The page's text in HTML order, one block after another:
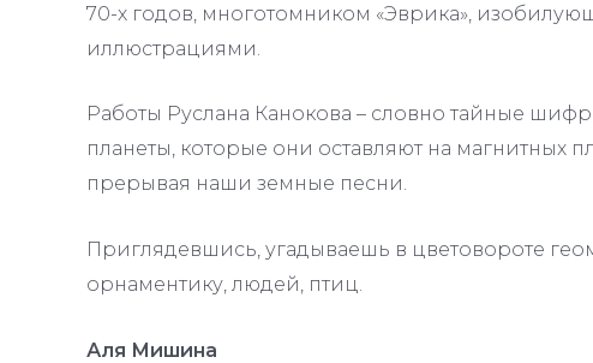
70-х годов, многотомником «Эврика»,
иллюстрациями.
Работы Руслана Канокова – словно тайные
планеты, которые они оставляют на магнитных
прерывая наши земные песни.
Приглядевшись, угадываешь в цветовороте
орнаментику, людей, птиц.
Аля Мишина